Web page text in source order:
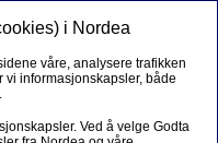
i Nordea
våre, analysere trafikken
informasjonskapsler, både
Ved å velge Godta